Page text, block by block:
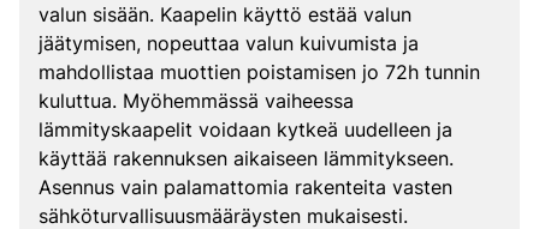
valun sisään. Kaapelin käyttö estää valun
jäätymisen, nopeuttaa valun kuivumista ja
mahdollistaa muottien poistamisen jo 72h tunnin
kuluttua. Myöhemmässä vaiheessa
lämmityskaapelit voidaan kytkeä uudelleen ja
käyttää rakennuksen aikaiseen lämmitykseen.
Asennus vain palamattomia rakenteita vasten
sähköturvallisuusmääräysten mukaisesti.